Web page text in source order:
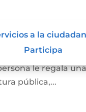
a la
Participa
en
le regala
pública,...